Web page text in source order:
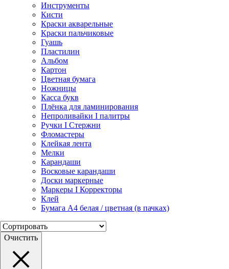
Инструменты
Кисти
Краски акварельные
Краски пальчиковые
Гуашь
Пластилин
Альбом
Картон
Цветная бумага
Ножницы
Касса букв
Плёнка для ламинирования
Непроливайки I палитры
Ручки I Стержни
Фломастеры
Клейкая лента
Мелки
Карандаши
Восковые карандаши
Доски маркерные
Маркеры I Корректоры
Клей
Бумага А4 белая / цветная (в пачках)
Очистить